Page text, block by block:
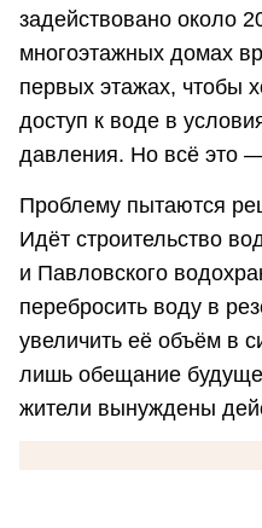
задействовано около
многоэтажных домах
первых этажах, чтобы
доступ к воде в
давления. Но всё это
Проблему пытаются
Идёт строительство
и Павловского
перебросить воду в
увеличить её объём в
лишь обещание
жители вынуждены